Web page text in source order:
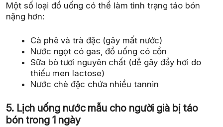
Một số loại đồ uống có thể làm tình trạng táo bón
nặng hơn:
Cà phê và trà đặc (gây mất nước)
Nước ngọt có gas, đồ uống có cồn
Sữa bò tươi nguyên chất (dễ gây đầy hơi do
thiếu men lactose)
Nước chè đặc chứa nhiều tannin
5. Lịch uống nước mẫu cho người già bị táo
bón trong 1 ngày